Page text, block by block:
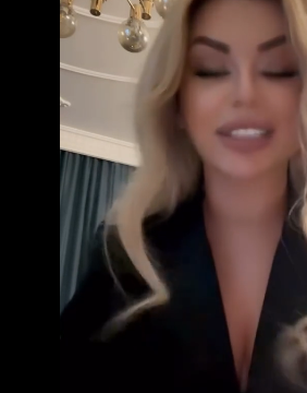
"Qurban bayramını
etmirəm, ət yemirəm"